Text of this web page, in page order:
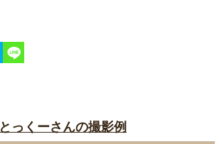
とっくーさんの撮影例